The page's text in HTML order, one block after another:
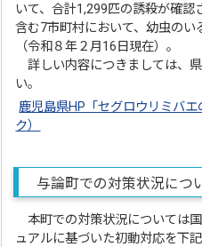
いて、合計1,299匹の誘殺が確認
含む7市町村において、幼虫の
（令和８年２月16日現在）。
詳しい内容につきましては、
い。
鹿児島県HP「セグロウリミバ
ク）
与論町での対策状況につ
本町での対策状況については
ュアルに基づいた初動対応を下